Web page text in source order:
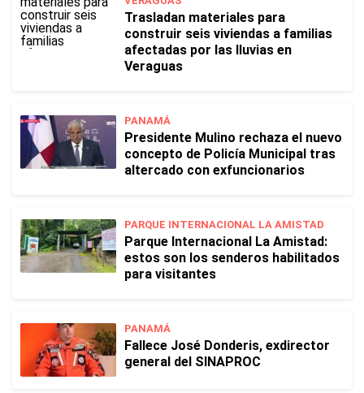
Trasladan materiales para
construir seis viviendas a familias
afectadas por las lluvias en
Veraguas
PANAMÁ
Presidente Mulino rechaza el nuevo
concepto de Policía Municipal tras
altercado con exfuncionarios
PARQUE INTERNACIONAL LA AMISTAD
Parque Internacional La Amistad:
estos son los senderos habilitados
para visitantes
PANAMÁ
Fallece José Donderis, exdirector
general del SINAPROC